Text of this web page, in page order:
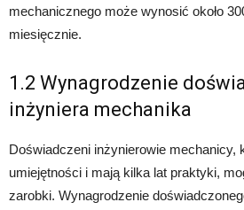
mechanicznego może wynosić około
miesięcznie.
1.2 Wynagrodzenie
inżyniera mechanika
Doświadczeni inżynierowie mechanicy,
umiejętności i mają kilka lat praktyki,
zarobki. Wynagrodzenie